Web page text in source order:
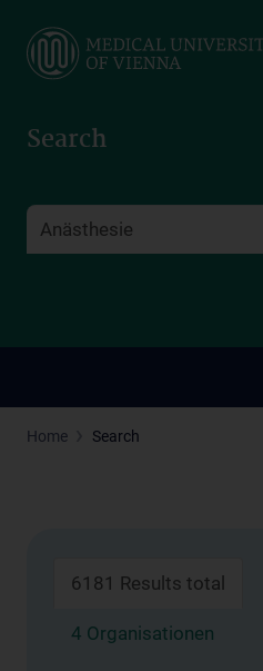
main
Search
Home Search
6181 Results total
4 Organisationen